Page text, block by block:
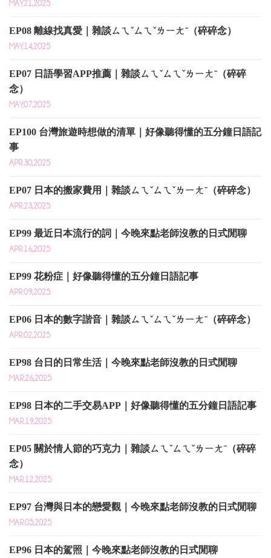
MAY.21,2025
EP08 離線找真愛｜雜談ㄙㄟˇㄙㄟˇㄌㄧㄤˉ（碎碎念）
MAY.14,2025
EP07 日語學習APP推薦｜雜談ㄙㄟˇㄙㄟˇㄌㄧㄤˉ（碎碎
念）
MAY.07,2025
EP100 台灣旅遊時想做的清單｜好像聽得懂的五分鐘日語記
事
APR.30,2025
EP07 日本的搬家費用｜雜談ㄙㄟˇㄙㄟˇㄌㄧㄤˉ（碎碎念）
APR.23,2025
EP99 最近日本流行的詞｜今晚來點老師沒教的日式閒聊
APR.16,2025
EP99 花粉症｜好像聽得懂的五分鐘日語記事
APR.09,2025
EP06 日本的數字諧音｜雜談ㄙㄟˇㄙㄟˇㄌㄧㄤˉ（碎碎念）
APR.02,2025
EP98 台日的日常生活｜今晚來點老師沒教的日式閒聊
MAR.26,2025
EP98 日本的二手交易APP｜好像聽得懂的五分鐘日語記事
MAR.19,2025
EP05 關於情人節的巧克力｜雜談ㄙㄟˇㄙㄟˇㄌㄧㄤˉ（碎碎
念）
MAR.12,2025
EP97 台灣與日本的戀愛觀｜今晚來點老師沒教的日式閒聊
MAR.05,2025
EP96 日本的駕照｜今晚來點老師沒教的日式閒聊